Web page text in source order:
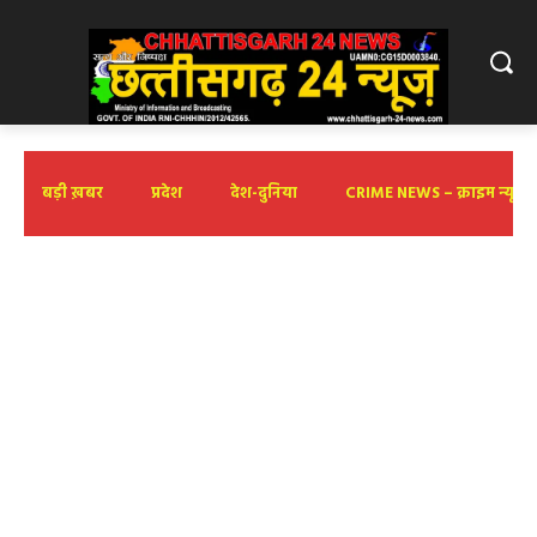
बड़ी ख़बर प्रदेश देश-दुनिया CRIME NEWS – क्राइम न्यूज़